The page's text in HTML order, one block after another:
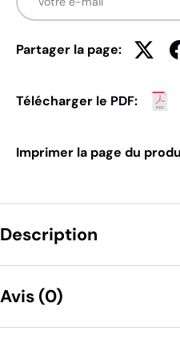
Partager la page:
Télécharger le PDF:
Imprimer la page du
Description
Avis (0)